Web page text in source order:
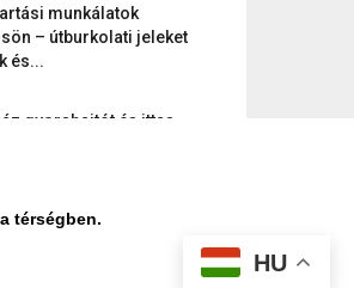
térségben.
munkálatok
– útburkolati jeleket
és...
gyorshajtót és ittas
HU